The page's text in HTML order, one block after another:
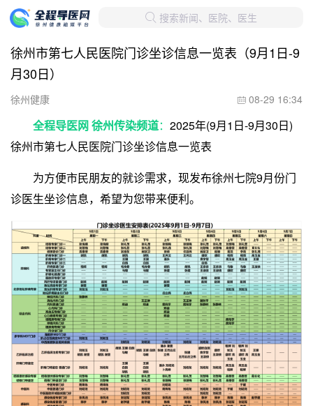
 搜索新闻、医院、医生
徐州市第七人民医院门诊坐诊信息一览表（9月1日-9
月30日）
徐州健康  08-29 16:34
全程导医网 徐州传染频道： 2025年(9月1日-9月30日)
徐州市第七人民医院门诊坐诊信息一览表
为方便市民朋友的就诊需求，现发布徐州七院9月份门
诊医生坐诊信息，希望为您带来便利。